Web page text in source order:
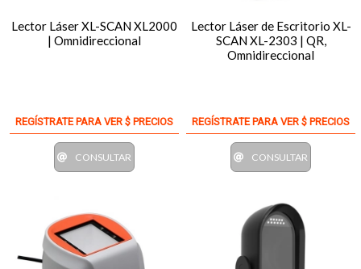
Lector Láser XL-SCAN XL2000
| Omnidireccional
REGÍSTRATE PARA VER $ PRECIOS
CONSULTAR
Lector Láser de Escritorio XL-
SCAN XL-2303 | QR,
Omnidireccional
REGÍSTRATE PARA VER $ PRECIOS
CONSULTAR